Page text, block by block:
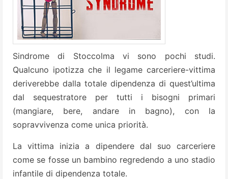
Sindrome di Stoccolma vi sono pochi studi.
Qualcuno ipotizza che il legame carceriere-vittima
deriverebbe dalla totale dipendenza di quest’ultima
dal sequestratore per tutti i bisogni primari
(mangiare, bere, andare in bagno), con la
sopravvivenza come unica priorità.
La vittima inizia a dipendere dal suo carceriere
come se fosse un bambino regredendo a uno stadio
infantile di dipendenza totale.